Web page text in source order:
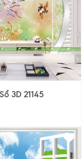
3D 21145